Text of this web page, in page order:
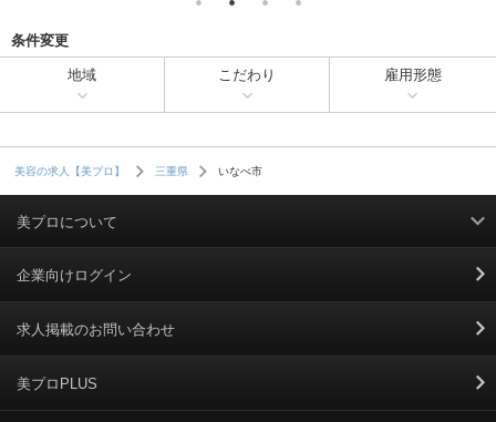
条件変更
地域 こだわり 雇用形態
美容の求人【美プロ】 三重県 いなべ市
美プロについて
利用規約
掲載規約
個人情報保護ポリシー
企業向けログイン
求人掲載のお問い合わせ
美プロPLUS